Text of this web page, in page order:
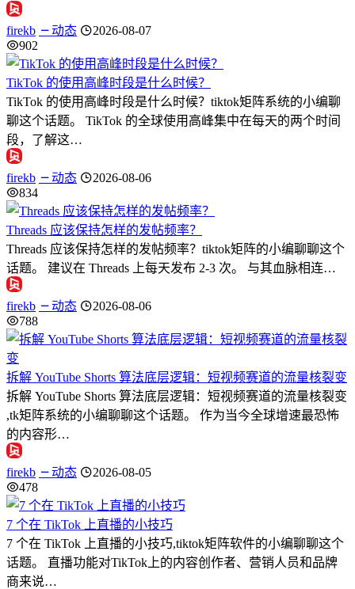
firekb 动态
2026-08-07
902
TikTok 的使用高峰时段是什么时候？
TikTok 的使用高峰时段是什么时候？tiktok矩阵系统的小编聊
聊这个话题。 TikTok 的全球使用高峰集中在每天的两个时间
段，了解这…
firekb 动态
2026-08-06
834
Threads 应该保持怎样的发帖频率？
Threads 应该保持怎样的发帖频率？tiktok矩阵的小编聊聊这个
话题。 建议在 Threads 上每天发布 2-3 次。 与其血脉相连…
firekb 动态
2026-08-06
788
拆解 YouTube Shorts 算法底层逻辑：短视频赛道的流量核裂变
拆解 YouTube Shorts 算法底层逻辑：短视频赛道的流量核裂变
,tk矩阵系统的小编聊聊这个话题。 作为当今全球增速最恐怖
的内容形…
firekb 动态
2026-08-05
478
7 个在 TikTok 上直播的小技巧
7 个在 TikTok 上直播的小技巧,tiktok矩阵软件的小编聊聊这个
话题。 直播功能对TikTok上的内容创作者、营销人员和品牌
商来说…